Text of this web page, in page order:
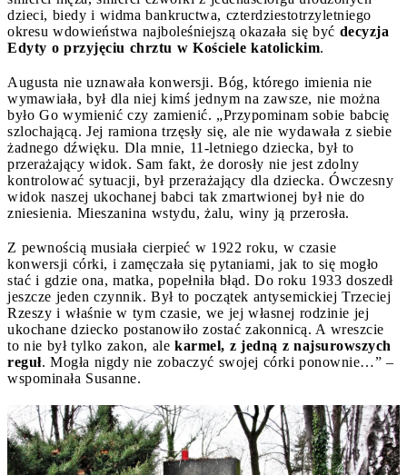
dzieci, biedy i widma bankructwa, czterdziestotrzyletniego
okresu wdowieństwa najboleśniejszą okazała się być decyzja
Edyty o przyjęciu chrztu w Kościele katolickim.
Augusta nie uznawała konwersji. Bóg, którego imienia nie
wymawiała, był dla niej kimś jednym na zawsze, nie można
było Go wymienić czy zamienić. „Przypominam sobie babcię
szlochającą. Jej ramiona trzęsły się, ale nie wydawała z siebie
żadnego dźwięku. Dla mnie, 11-letniego dziecka, był to
przerażający widok. Sam fakt, że dorosły nie jest zdolny
kontrolować sytuacji, był przerażający dla dziecka. Ówczesny
widok naszej ukochanej babci tak zmartwionej był nie do
zniesienia. Mieszanina wstydu, żalu, winy ją przerosła.
Z pewnością musiała cierpieć w 1922 roku, w czasie
konwersji córki, i zamęczała się pytaniami, jak to się mogło
stać i gdzie ona, matka, popełniła błąd. Do roku 1933 doszedł
jeszcze jeden czynnik. Był to początek antysemickiej Trzeciej
Rzeszy i właśnie w tym czasie, we jej własnej rodzinie jej
ukochane dziecko postanowiło zostać zakonnicą. A wreszcie
to nie był tylko zakon, ale karmel, z jedną z najsurowszych
reguł. Mogła nigdy nie zobaczyć swojej córki ponownie…” –
wspominała Susanne.